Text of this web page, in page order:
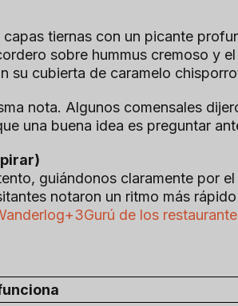
tiernas con un picante
sobre hummus cremoso y
su cubierta de caramelo
nota. Algunos comensales
una buena idea es preguntar
guiándonos claramente por
notaron un ritmo más
de los